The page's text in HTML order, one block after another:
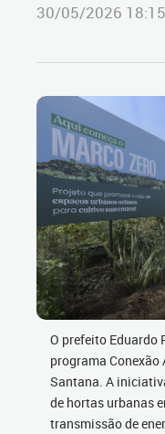
30/05/2026 18:15
O prefeito Eduardo
programa Conexão
Santana. A
de hortas urbanas
transmissão de